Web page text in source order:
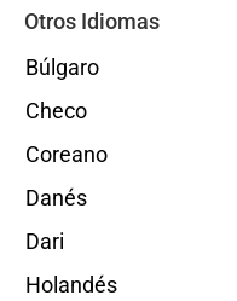
Otros Idiomas
Búlgaro
Checo
Coreano
Danés
Dari
Holandés